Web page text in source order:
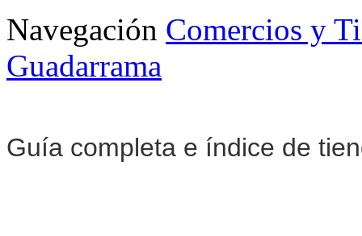
Navegación Comercios y
Guadarrama
Guía completa e índice de